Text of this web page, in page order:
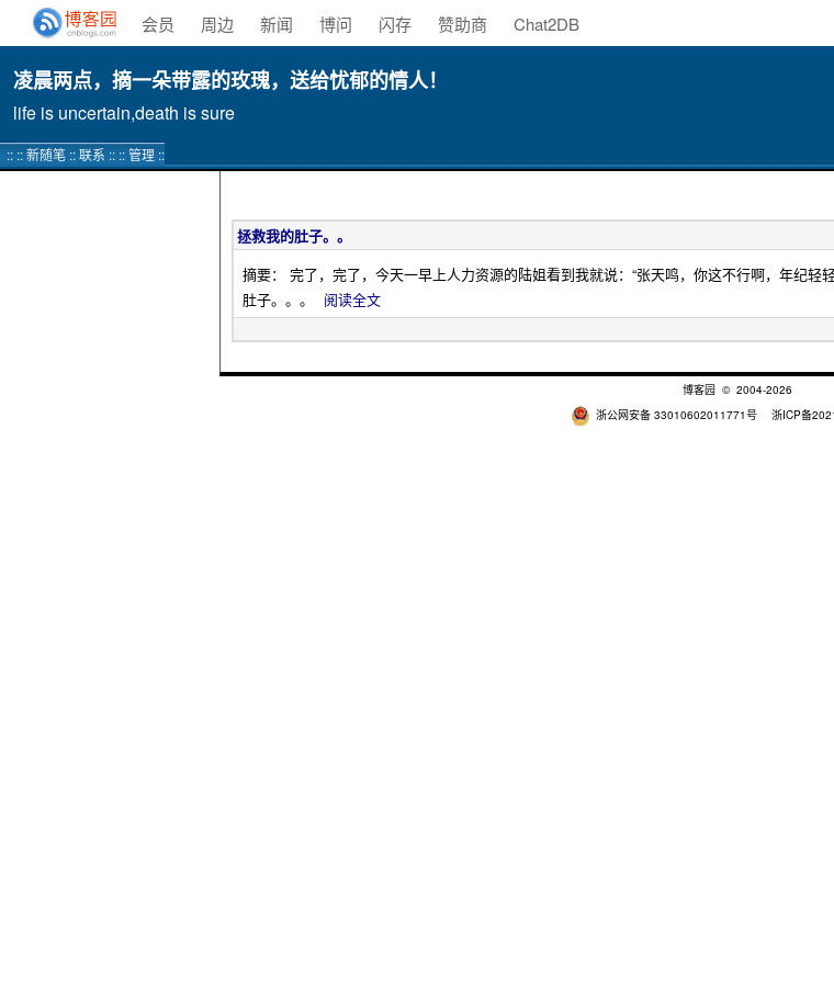
会员 周边 新闻 博问 闪存 赞助商 Chat2DB
凌晨两点，摘一朵带露的玫瑰，送给忧郁的情人！
life is uncertain,death is sure
:: ::新随笔 ::联系 :: ::管理 ::
拯救我的肚子。。
摘要： 完了，完了，今天一早上人力资源的陆姐看到我就说：“张天鸣，你这不行啊，年纪
肚子。。。
阅读全文
博客园 © 2004-2026
浙公网安备 33010602011771号
浙ICP备